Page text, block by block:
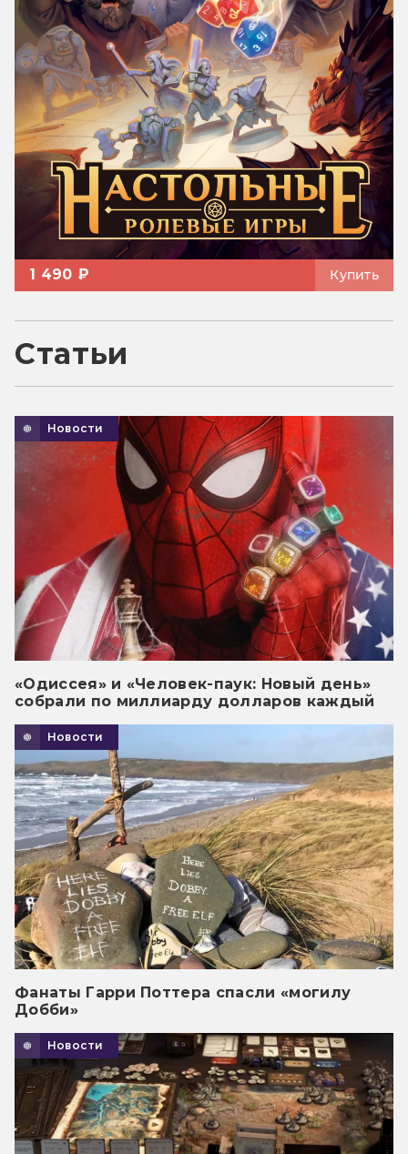
1 490 ₽ Купить
Статьи
Новости
«Одиссея» и «Человек-паук: Новый день»
собрали по миллиарду долларов каждый
Новости
Фанаты Гарри Поттера спасли «могилу
Добби»
Новости